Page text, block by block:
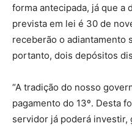
forma antecipada, já que a
prevista em lei é 30 de
receberão o adiantamento
portanto, dois depósitos
“A tradição do nosso
pagamento do 13º. Desta
servidor já poderá investir,